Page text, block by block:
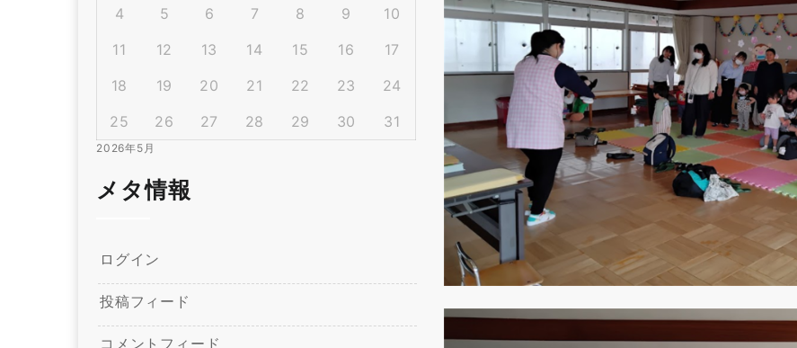
2026年5月
4
5 6 7 8 9
10
11
12 13 14 15 16
17
18
19 20 21 22 23
24
25
26 27 28 29 30 31
メタ情報
ログイン
投稿フィード
コメントフィード